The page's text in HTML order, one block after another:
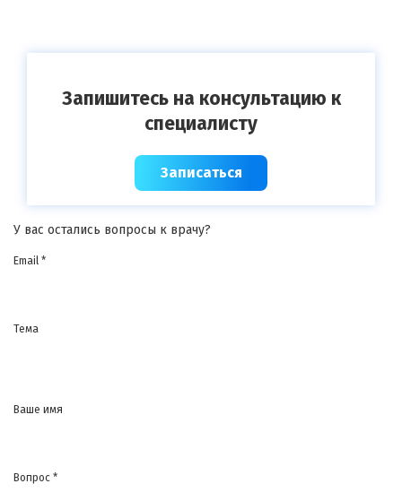
Запишитесь на консультацию к
специалисту
Записаться
У вас остались вопросы к врачу?
Email *
Тема
Ваше имя
Вопрос *